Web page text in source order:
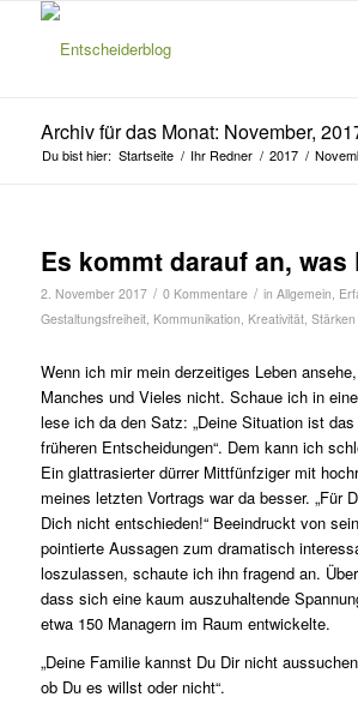
Archiv für das Monat: November,
Du bist hier: Startseite / Ihr Redner / 2017 /
Es kommt darauf an,
2. November 2017 / 0 Kommentare / in Allgemein,
Gestaltungsfreiheit, Kommunikation, Kreativität,
Wenn ich mir mein derzeitiges Leben
Manches und Vieles nicht. Schaue ich in
lese ich da den Satz: „Deine Situation ist
früheren Entscheidungen“. Dem kann ich
Ein glattrasierter dürrer Mittfünfziger mit
meines letzten Vortrags war da besser. „Für
Dich nicht entschieden!“ Beeindruckt von
pointierte Aussagen zum dramatisch
loszulassen, schaute ich ihn fragend an.
dass sich eine kaum auszuhaltende
etwa 150 Managern im Raum entwickelte.
„Deine Familie kannst Du Dir nicht
ob Du es willst oder nicht“.